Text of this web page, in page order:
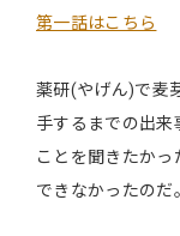
第一話はこちら
薬研(やげん)で麦
手するまでの出
ことを聞きたか
できなかったのだ